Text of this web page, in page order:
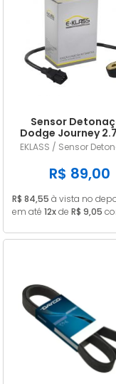
Sensor
Dodge Journey
Challenger 3.5
4609093AE /
EKLASS / Sensor
R$ 89,00
R$ 84,55 à vista no
em até 12xde R$ 9,05